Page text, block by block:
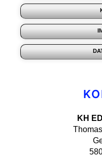
KH